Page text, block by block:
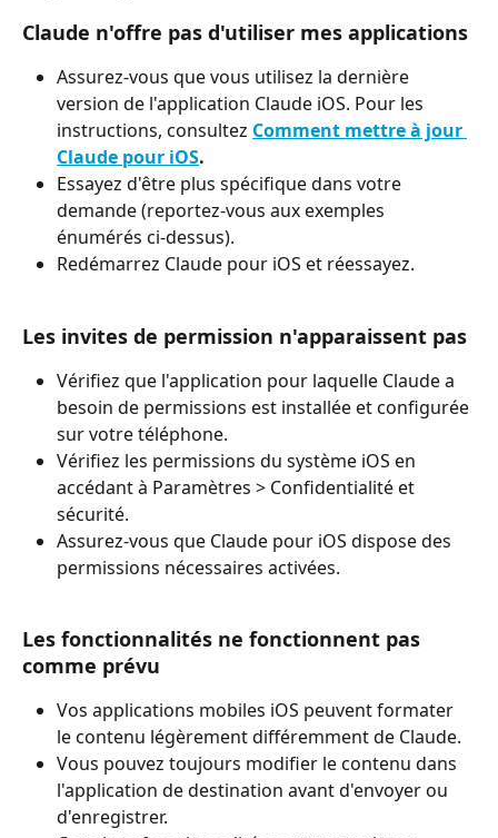
Claude n'offre pas d'utiliser mes applications
Assurez-vous que vous utilisez la dernière
version de l'application Claude iOS. Pour les
instructions, consultez Comment mettre à jour
Claude pour iOS.
Essayez d'être plus spécifique dans votre
demande (reportez-vous aux exemples
énumérés ci-dessus).
Redémarrez Claude pour iOS et réessayez.
Les invites de permission n'apparaissent pas
Vérifiez que l'application pour laquelle Claude a
besoin de permissions est installée et configurée
sur votre téléphone.
Vérifiez les permissions du système iOS en
accédant à Paramètres > Confidentialité et
sécurité.
Assurez-vous que Claude pour iOS dispose des
permissions nécessaires activées.
Les fonctionnalités ne fonctionnent pas
comme prévu
Vos applications mobiles iOS peuvent formater
le contenu légèrement différemment de Claude.
Vous pouvez toujours modifier le contenu dans
l'application de destination avant d'envoyer ou
d'enregistrer.